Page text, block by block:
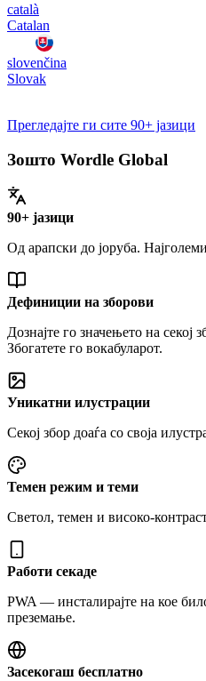
català
Catalan
slovenčina
Slovak
Прегледајте ги сите 90+ јазици
Зошто Wordle Global
90+ јазици
Од арапски до јоруба.
Дефиниции на зборови
Дознајте го значењето на секој
Збогатете го вокабуларот.
Уникатни илустрации
Секој збор доаѓа со своја
Темен режим и теми
Светол, темен и високо-
Работи секаде
PWA — инсталирајте на кое
преземање.
Засекогаш бесплатно